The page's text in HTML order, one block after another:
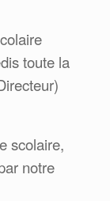
toute la
scolaire,
notre